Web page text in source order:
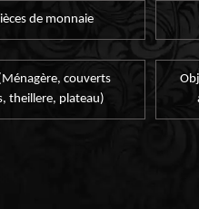
de monnaie
couverts
theillere, plateau)